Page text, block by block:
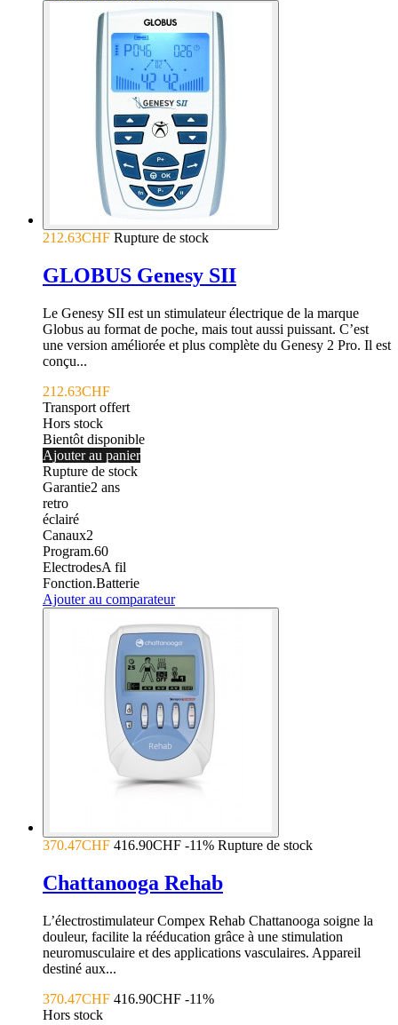
212.63CHF Rupture de stock
GLOBUS Genesy SII
Le Genesy SII est un stimulateur électrique de la marque
Globus au format de poche, mais tout aussi puissant. C’est
une version améliorée et plus complète du Genesy 2 Pro. Il est
conçu...
212.63CHF
Transport offert
Hors stock
Bientôt disponible
Ajouter au panier
Rupture de stock
Garantie2 ans
retro
éclairé
Canaux2
Program.60
ElectrodesA fil
Fonction.Batterie
Ajouter au comparateur
370.47CHF 416.90CHF -11% Rupture de stock
Chattanooga Rehab
L’électrostimulateur Compex Rehab Chattanooga soigne la
douleur, facilite la rééducation grâce à une stimulation
neuromusculaire et des applications vasculaires. Appareil
destiné aux...
370.47CHF 416.90CHF -11%
Hors stock